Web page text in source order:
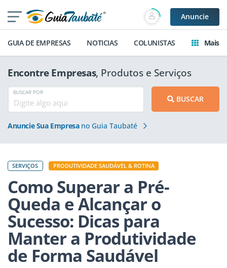
Anuncie
GUIA DE EMPRESAS NOTICIAS COLUNISTAS Mais
Encontre Empresas, Produtos e Serviços
BUSCAR POR
BUSCAR
Anuncie Sua Empresano Guia Taubaté
SERVIÇOS PRODUTIVIDADE SAUDÁVEL & ROTINA
Como Superar a Pré-
Queda e Alcançar o
Sucesso: Dicas para
Manter a Produtividade
de Forma Saudável